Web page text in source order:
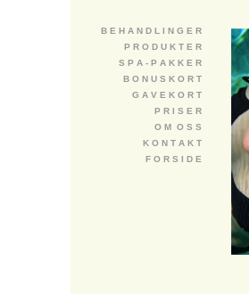
B E H A N D L I N G E R
P R O D U K T E R
S P A - P A K K E R
B O N U S K O R T
G A V E K O R T
P R I S E R
O M O S S
K O N T A K T
F O R S I D E